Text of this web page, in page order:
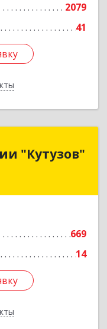
2079
41
"Кутузов"
669
14
Петрова ул,